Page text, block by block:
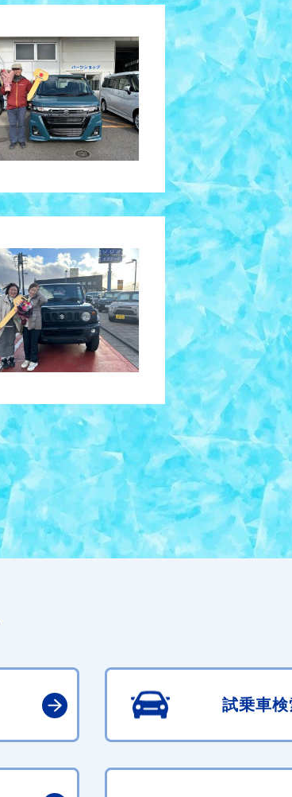
試乗車検